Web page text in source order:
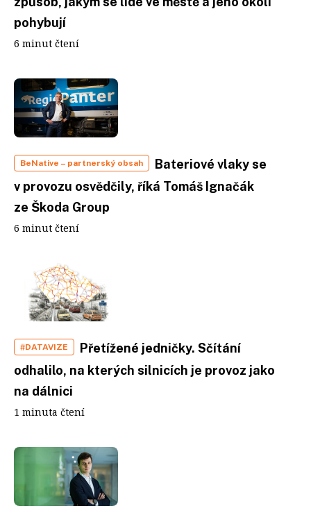
pohybují
6 minut čtení
BeNative – partnerský obsah
Bateriové vlaky se
v provozu osvědčily, říká Tomáš Ignačák
ze Škoda Group
6 minut čtení
#DATAVIZE
Přetížené jedničky. Sčítání
odhalilo, na kterých silnicích je provoz jako
na dálnici
1 minuta čtení